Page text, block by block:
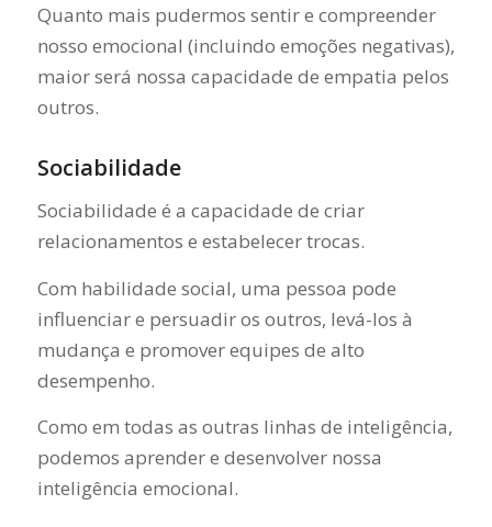
Quanto mais pudermos sentir e compreender
nosso emocional (incluindo emoções negativas),
maior será nossa capacidade de empatia pelos
outros.
Sociabilidade
Sociabilidade é a capacidade de criar
relacionamentos e estabelecer trocas.
Com habilidade social, uma pessoa pode
influenciar e persuadir os outros, levá-los à
mudança e promover equipes de alto
desempenho.
Como em todas as outras linhas de inteligência,
podemos aprender e desenvolver nossa
inteligência emocional.